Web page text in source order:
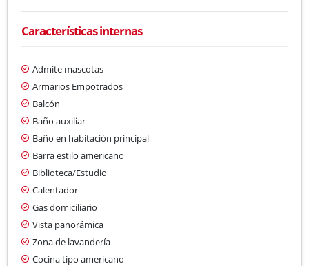
Características internas
Admite mascotas
Armarios Empotrados
Balcón
Baño auxiliar
Baño en habitación principal
Barra estilo americano
Biblioteca/Estudio
Calentador
Gas domiciliario
Vista panorámica
Zona de lavandería
Cocina tipo americano